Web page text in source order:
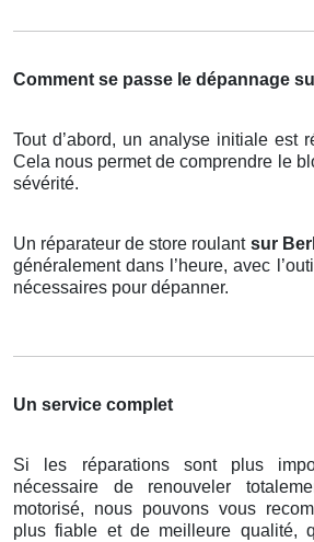
Comment se passe le dépannage
Tout d’abord, un analyse initiale est
Cela nous permet de comprendre le
sévérité.
Un réparateur de store roulant sur
généralement dans l’heure, avec
nécessaires pour dépanner.
Un service complet
Si les réparations sont plus
nécessaire de renouveler
motorisé, nous pouvons vous
plus fiable et de meilleure qualité,